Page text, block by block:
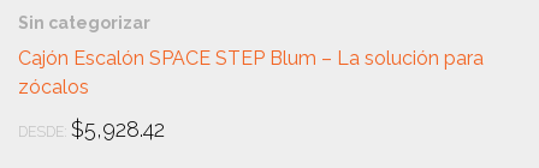
Sin categorizar
Cajón Escalón SPACE STEP Blum – La solución para
zócalos
DESDE: $5,928.42